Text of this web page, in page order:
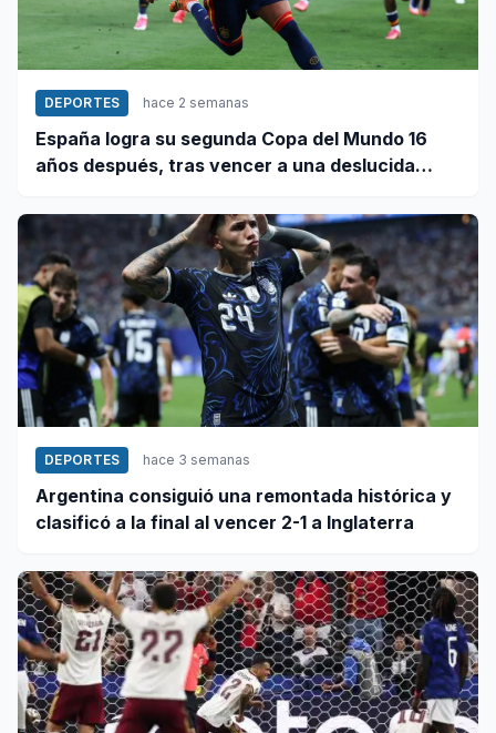
DEPORTES hace 2 semanas
España logra su segunda Copa del Mundo 16
años después, tras vencer a una deslucida
DEPORTES hace 3 semanas
Argentina consiguió una remontada histórica y
clasificó a la final al vencer 2-1 a Inglaterra